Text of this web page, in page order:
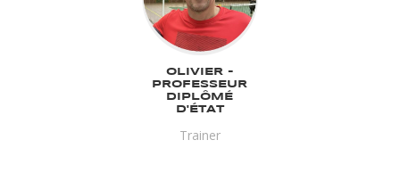
OLIVIER -
PROFESSEUR
DIPLÔMÉ
D'ÉTAT
Trainer